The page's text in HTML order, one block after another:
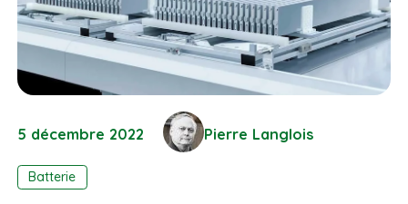
5 décembre 2022 Pierre Langlois
Batterie